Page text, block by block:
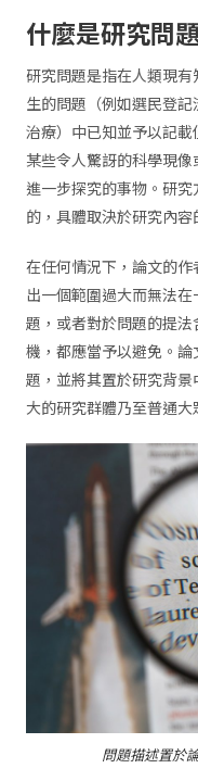
什麼是研究問
研究問題是指在人類現
生的問題（例如選民登
治療）中已知並予以記
某些令人驚訝的科學現
進一步探究的事物。研
的，具體取決於研究內容
在任何情況下，論文的
出一個範圍過大而無法
題，或者對於問題的提
機，都應當予以避免。
題，並將其置於研究背
大的研究群體乃至普通大
問題描述置於